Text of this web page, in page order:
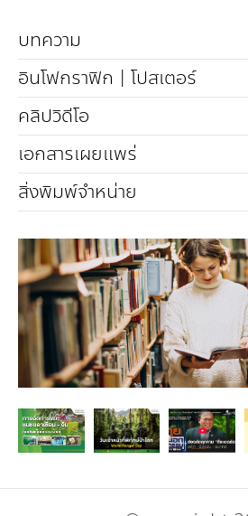
โครงสร้างอง
คณะกรรมการบริหา
เจ้าหน้าที่
วิถีเรา
สโลแกน
รายงานประจำปี | รายง
สำนักงานสีเขี
รางวัลและเกียรติ
กองทุน
สิ่งแวดล้อมอุตสาห
มลพิษอุตสาหกร
ชุมชนและเมืองน่
ขยะชุมชน-ขยะอา
ขยะพลาสติ
ฝุ่น PM2.5
การผลิตและการบริโภ
ฉลากสิ่งแวด
บริการที่เป็นมิตรกับ
ที่ปรึกษาคาร์บอน
จัดซื้อจัดจ้างที่เป็นมิตร
ทรัพยากรธรรมชาติ
ทรัพยากรทา
ทรัพยากรทางทะเล
ความหลากหลายทา
การเปลี่ยนแปลงสภาพ
การลดก๊าซเรือน
การปรับตัว
การพัฒนาบุคลากรด้าน
งานฝึกอบร
สิ่งแวดล้อมศึ
นโยบาย แผน เครือข่าย
นโยบายและแผนสิ่
TBCSD
คลังความรู้
อินโฟกราฟิก | โปส
เอกสารเผยแ
สิ่งพิมพ์จำหน่
ร่วมงานกับเรา
ฝึกงาน
บทความ
อินโฟกราฟิก | โปสเตอร์
คลิปวิดีโอ
เอกสารเผยแพร่
สิ่งพิมพ์จำหน่าย